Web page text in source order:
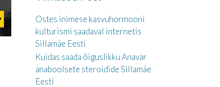
Ostes inimese kasvuhormooni
kulturismi saadaval internetis
Sillamäe Eesti
Kuidas saada õiguslikku Anavar
anaboolsete steroidide Sillamäe
Eesti